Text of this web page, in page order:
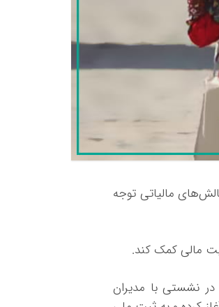
مالیاتی توجه
مالی کمک کند.
در نشستی با مدیران